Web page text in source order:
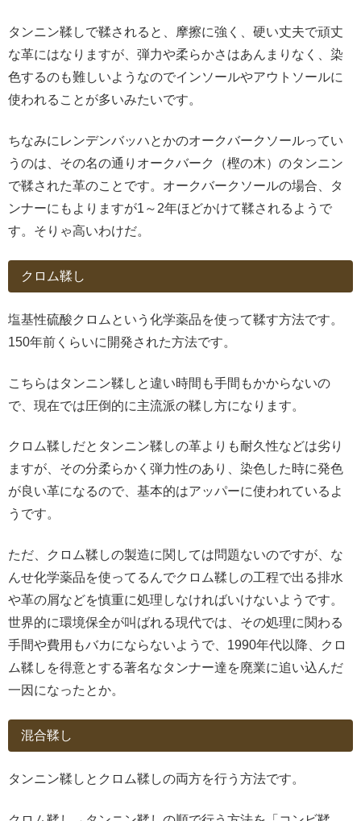
タンニン鞣しで鞣されると、摩擦に強く、硬い丈夫で頑丈
な革にはなりますが、弾力や柔らかさはあんまりなく、染
色するのも難しいようなのでインソールやアウトソールに
使われることが多いみたいです。
ちなみにレンデンバッハとかのオークバークソールってい
うのは、その名の通りオークバーク（樫の木）のタンニン
で鞣された革のことです。オークバークソールの場合、タ
ンナーにもよりますが1～2年ほどかけて鞣されるようで
す。そりゃ高いわけだ。
クロム鞣し
塩基性硫酸クロムという化学薬品を使って鞣す方法です。
150年前くらいに開発された方法です。
こちらはタンニン鞣しと違い時間も手間もかからないの
で、現在では圧倒的に主流派の鞣し方になります。
クロム鞣しだとタンニン鞣しの革よりも耐久性などは劣り
ますが、その分柔らかく弾力性のあり、染色した時に発色
が良い革になるので、基本的はアッパーに使われているよ
うです。
ただ、クロム鞣しの製造に関しては問題ないのですが、な
んせ化学薬品を使ってるんでクロム鞣しの工程で出る排水
や革の屑などを慎重に処理しなければいけないようです。
世界的に環境保全が叫ばれる現代では、その処理に関わる
手間や費用もバカにならないようで、1990年代以降、クロ
ム鞣しを得意とする著名なタンナー達を廃業に追い込んだ
一因になったとか。
混合鞣し
タンニン鞣しとクロム鞣しの両方を行う方法です。